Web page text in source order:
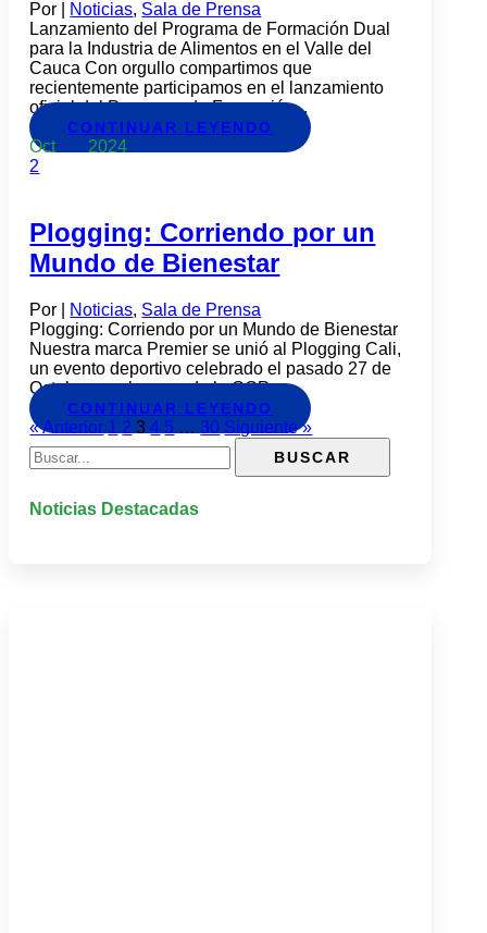
Por Noticias, Sala de Prensa
Lanzamiento del Programa de Formación Dual
para la Industria de Alimentos en el Valle del
Cauca Con orgullo compartimos que
recientemente participamos en el lanzamiento
oficial del Programa de Formación...
CONTINUAR LEYENDO
Oct
2024
2
Plogging: Corriendo por un
Mundo de Bienestar
Por Noticias, Sala de Prensa
Plogging: Corriendo por un Mundo de Bienestar
Nuestra marca Premier se unió al Plogging Cali,
un evento deportivo celebrado el pasado 27 de
Octubre en el marco de la COP...
CONTINUAR LEYENDO
« Anterior 1 2 3 4 5 … 30 Siguiente »
Noticias Destacadas